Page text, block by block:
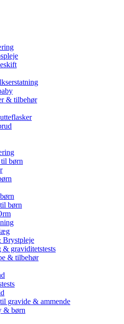
& tilbehør
børn
børn
Brystpleje
graviditetstests
& tilbehør
gravide & ammende
& børn